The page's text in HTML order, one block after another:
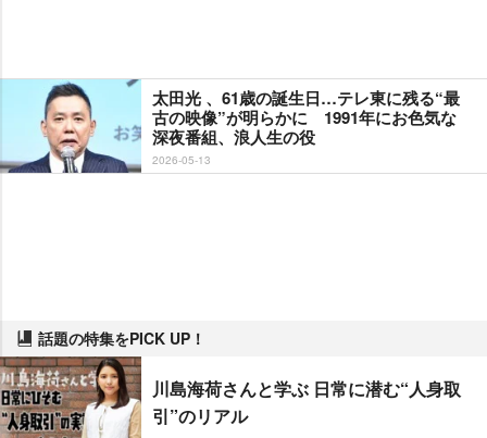
太田光 、61歳の誕生日…テレ東に残る“最
古の映像”が明らかに 1991年にお色気な
深夜番組、浪人生の役
2026-05-13
話題の特集をPICK UP！
川島海荷さんと学ぶ 日常に潜む“人身取
引”のリアル